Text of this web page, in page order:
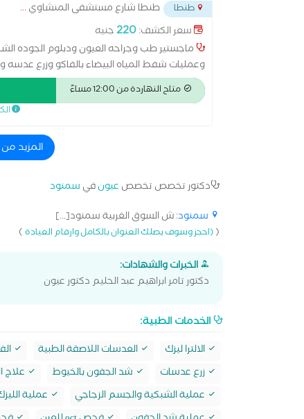
طنطا طنطا شارع مستشفى المنشاوي...
سعر الكشف:220جنيه
ماجستير طب وجراحه العيون ودبلوم الجوده
وعمليات شفط المياه البيضاء بالفاكو وزرع
المياه الزرقاء وعلاج ارتشاح الشبكيه وكشف النظر
متاح النهاردة من 12:00 مساءً
المزيد
دكتور تخصص تخصص عيونفي سمنود
سمنود: ش السوق الغربية سمنود[...]
((احجز وسوف يصلك العنوان بالكامل وارقام العيادة)
الخبرات والشهادات:
دكتور تامر ابراهيم عبد الحليم دكتور عيون
الخدمات الطبية:
الالترا ليزك العدسات اللاصقة الطبية
زرع عدسات
شد الجفون بالخيوط علاج
عملية الشبكية والجسم الزجاجي
عملية